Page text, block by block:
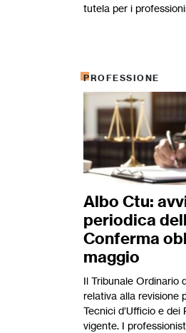
tutela per i
PROFESSIONE
Albo Ctu:
periodica
Conferma
maggio
Il Tribunale Ordinario
relativa alla revisione
Tecnici d’Ufficio e
vigente. I